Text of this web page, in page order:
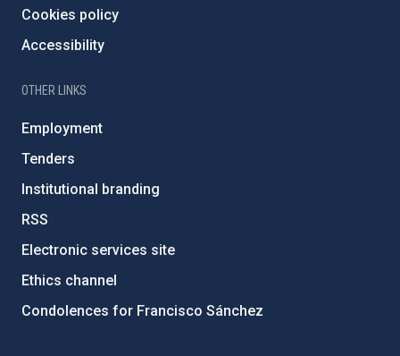
Cookies policy
Accessibility
OTHER LINKS
Employment
Tenders
Institutional branding
RSS
Electronic services site
Ethics channel
Condolences for Francisco Sánchez